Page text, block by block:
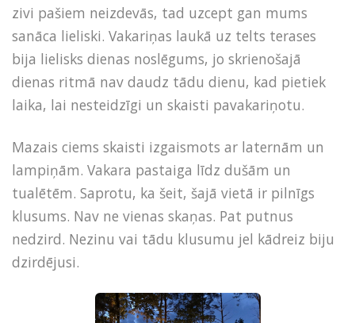
zivi pašiem neizdevās, tad uzcept gan mums
sanāca lieliski. Vakariņas laukā uz telts terases
bija lielisks dienas noslēgums, jo skrienošajā
dienas ritmā nav daudz tādu dienu, kad pietiek
laika, lai nesteidzīgi un skaisti pavakariņotu.
Mazais ciems skaisti izgaismots ar laternām un
lampiņām. Vakara pastaiga līdz dušām un
tualētēm. Saprotu, ka šeit, šajā vietā ir pilnīgs
klusums. Nav ne vienas skaņas. Pat putnus
nedzird. Nezinu vai tādu klusumu jel kādreiz biju
dzirdējusi.